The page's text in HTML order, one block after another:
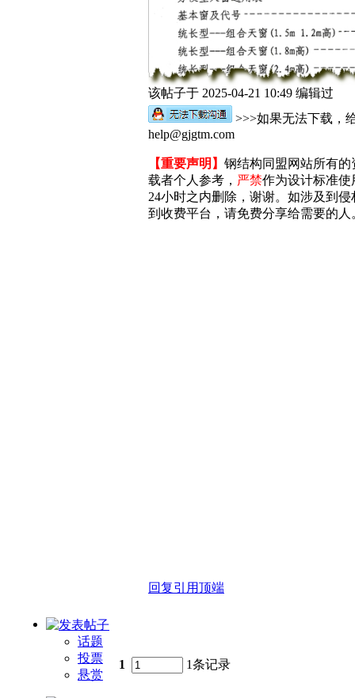
该帖子于 2025-04-21 10:49 编辑过
>>>如果无法下载，
help@gjgtm.com
【重要声明】 钢结构同盟网站所有
载者个人参考， 严禁作为设计标准
24小时之内删除，谢谢。如涉及到
到收费平台，请免费分享给需要的人
回复引用顶端
话题
投票
悬赏
1 1条记录